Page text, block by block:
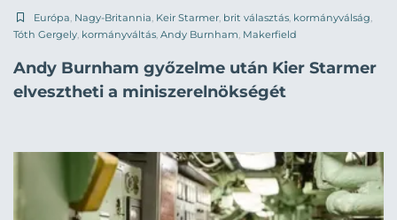
Európa Nagy-Britannia Keir Starmer brit választás kormányválság
Tóth Gergely kormányváltás Andy Burnham Makerfield
Andy Burnham győzelme után Kier Starmer
elvesztheti a miniszerelnökségét